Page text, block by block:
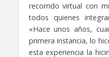
recorrido virtual con
todos quienes
«Hace unos años,
primera instancia, lo
esta experiencia la